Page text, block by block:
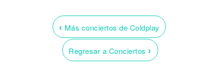
‹ Más conciertos de Coldplay
Regresar a Conciertos ›